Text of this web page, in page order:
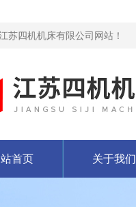
苏四机机床有限公司网站！
首页 关于我们